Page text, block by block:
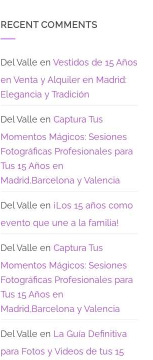
Dia
sencillos
estas
de
encanto
en
los
los
recuerdos
que
realmente
RECENT COMMENTS
Del Valle en Vestidos de 15 Años
en Venta y Alquiler en Madrid:
Elegancia y Tradición
Del Valle en Captura Tus
Momentos Mágicos: Sesiones
Fotográficas Profesionales para
Tus 15 Años en
Madrid,Barcelona y Valencia
Del Valle en ¡Los 15 años como
evento que une a la familia!
Del Valle en Captura Tus
Momentos Mágicos: Sesiones
Fotográficas Profesionales para
Tus 15 Años en
Madrid,Barcelona y Valencia
Del Valle en La Guía Definitiva
para Fotos y Videos de tus 15